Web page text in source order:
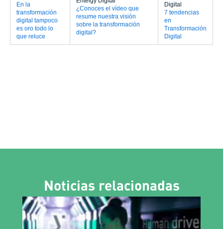
En la
transformación
digital tampoco
es oro todo lo
que reluce
¿Conoces el vídeo que
resume nuestra visión
sobre la transformación
digital?
7 tendencias
en
Transformación
Digital
Noticias relacionadas